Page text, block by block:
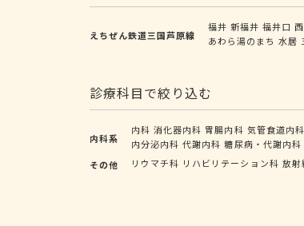
えちぜん鉄道三国芦原線
福井 新福井 福井口
あわら湯のまち 水居
診療科目で絞り込む
内科系
内科 消化器内科 胃腸内科 気管食道内科
内分泌内科 代謝内科 糖尿病・代謝内科
その他
リウマチ科 リハビリテーション科 放射